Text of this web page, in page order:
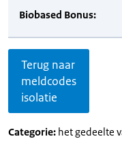
Biobased Bonus:
Terug naar
meldcodes
isolatie
Categorie: het gedeelte